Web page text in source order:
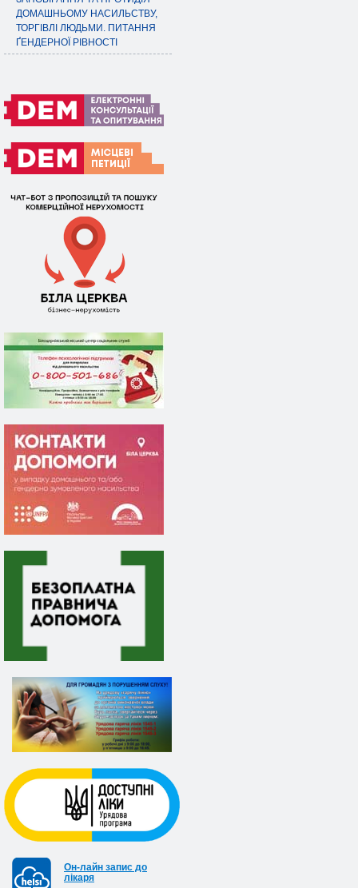
ДОМАШНЬОМУ НАСИЛЬСТВУ,
ТОРГІВЛІ ЛЮДЬМИ. ПИТАННЯ
ҐЕНДЕРНОЇ РІВНОСТІ
Он-лайн запис до
лікаря